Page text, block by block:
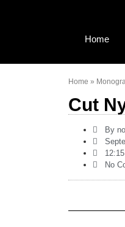
Home
Home »
Cut
By
No